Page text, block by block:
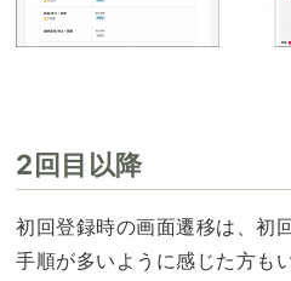
2回目以降
初回登録時の画面遷移は、初
手順が多いように感じた方も